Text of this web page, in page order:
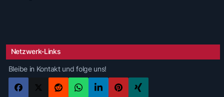
Netzwerk-Links
Bleibe in Kontakt und folge uns!